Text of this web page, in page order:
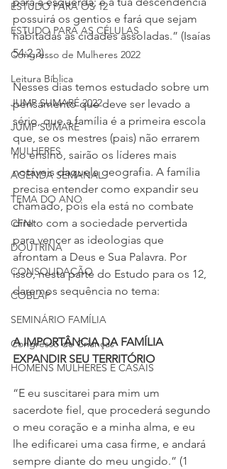
ESTUDO PARA OS 12
ESTUDO PARA AS CÉLULAS
Congresso de Mulheres 2022
Leitura Bíblica
JUMP SUMARÉ 2022
JUMP SUMARÉ
MULHERES
AGENDA SEMANAL
TEMA DO ANO
CFNI
DOUTRINA
CONSOLIDAÇÃO
COBLAP
SEMINÁRIO FAMÍLIA
Congresso de Crianças
HOMENS MULHERES E CASAIS
possuirá os gentios e fará que sejam
habitadas as cidades assoladas.” (Isaías
54:2,3)
Nesses dias temos estudado sobre um
pensamento que deve ser levado a
sério, que a família é a primeira escola
que, se os mestres (pais) não errarem
no ensino, sairão os líderes mais
notáveis daquela geografia. A família
precisa entender como expandir seu
chamado, pois ela está no combate
direto com a sociedade pervertida
para vencer as ideologias que
afrontam a Deus e Sua Palavra. Por
isso, nesta parte do Estudo para os 12,
daremos sequência no tema:
A IMPORTÂNCIA DA FAMÍLIA
EXPANDIR SEU TERRITÓRIO
“E eu suscitarei para mim um
sacerdote fiel, que procederá segundo
o meu coração e a minha alma, e eu
lhe edificarei uma casa firme, e andará
sempre diante do meu ungido.” (1